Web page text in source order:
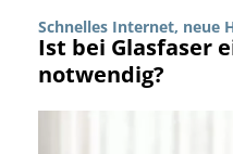
Schnelles Internet, neue
Ist bei Glasfaser
notwendig?